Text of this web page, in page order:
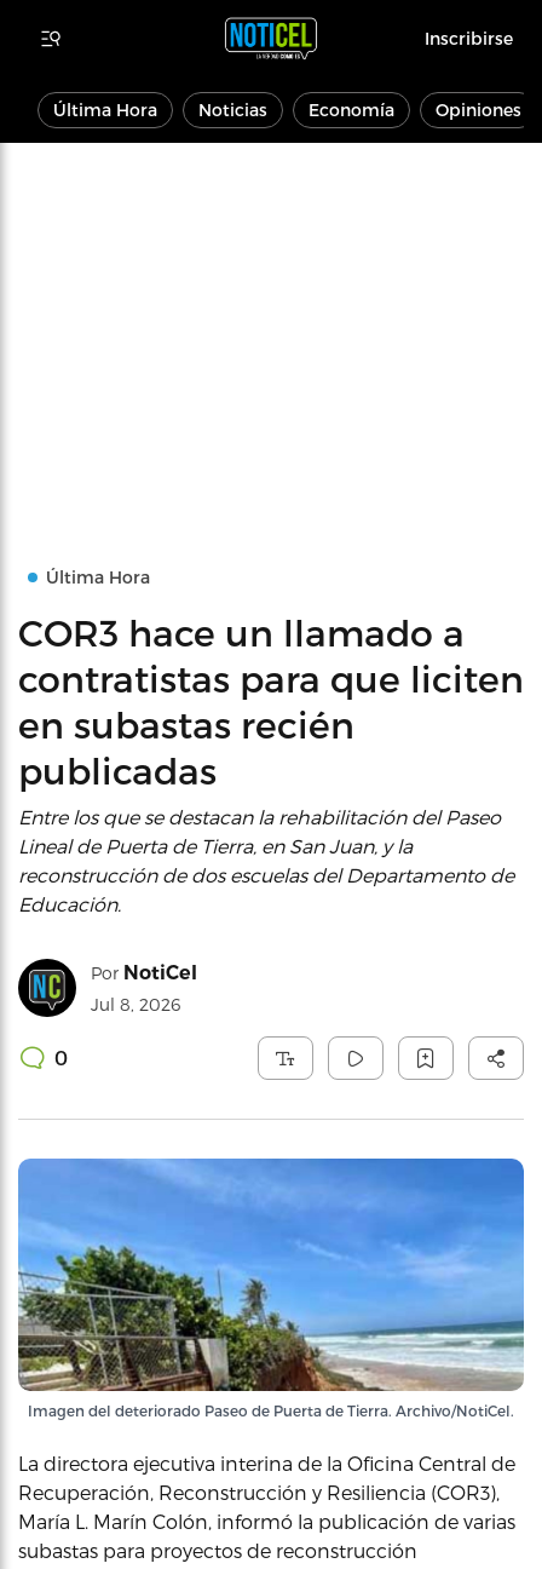
Inscribirse
Última Hora Noticias Economía Opiniones
Última Hora
COR3 hace un llamado a
contratistas para que liciten
en subastas recién
publicadas
Entre los que se destacan la rehabilitación del Paseo
Lineal de Puerta de Tierra, en San Juan, y la
reconstrucción de dos escuelas del Departamento de
Educación.
Por NotiCel
Jul 8, 2026
0
Imagen del deteriorado Paseo de Puerta de Tierra. Archivo/NotiCel.
La directora ejecutiva interina de la Oficina Central de
Recuperación, Reconstrucción y Resiliencia (COR3),
María L. Marín Colón, informó la publicación de varias
subastas para proyectos de reconstrucción